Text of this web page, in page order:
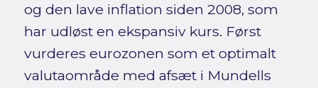
og den lave inflation siden 2008, som
har udløst en ekspansiv kurs. Først
vurderes eurozonen som et optimalt
valutaområde med afsæt i Mundells